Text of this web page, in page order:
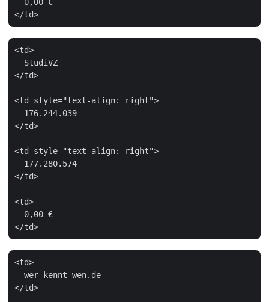
<td>
  StudiVZ
</td>
<td style="text-align: right">
  176.244.039
</td>
<td style="text-align: right">
  177.280.574
</td>
<td>
  0,00 €
<td>
  wer-kennt-wen.de
</td>